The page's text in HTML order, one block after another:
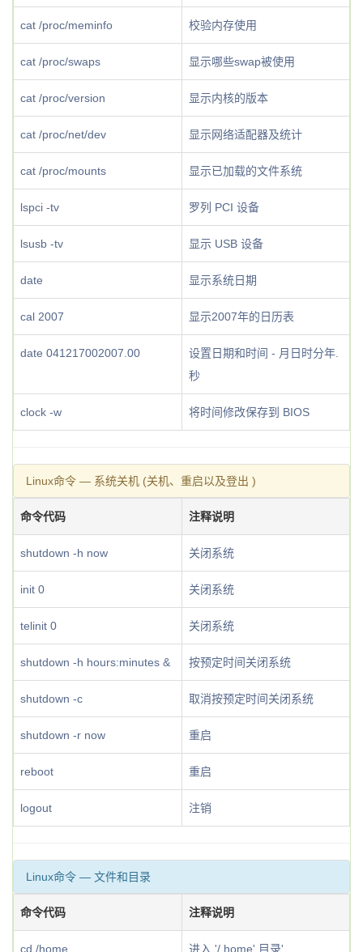
cat /proc/meminfo 校验内存使用
cat /proc/swaps 显示哪些swap被使用
cat /proc/version 显示内核的版本
cat /proc/net/dev 显示网络适配器及统计
cat /proc/mounts 显示已加载的文件系统
lspci -tv 罗列 PCI 设备
lsusb -tv 显示 USB 设备
date 显示系统日期
cal 2007 显示2007年的日历表
date 041217002007.00
设置日期和时间 - 月日时分年.
秒
clock -w 将时间修改保存到 BIOS
Linux命令 — 系统关机 (关机、重启以及登出 )
命令代码 注释说明
shutdown -h now 关闭系统
init 0 关闭系统
telinit 0 关闭系统
shutdown -h hours:minutes & 按预定时间关闭系统
shutdown -c 取消按预定时间关闭系统
shutdown -r now 重启
reboot 重启
logout 注销
Linux命令 — 文件和目录
命令代码 注释说明
cd /home 进入 '/ home' 目录'